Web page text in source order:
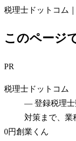
税理士ドットコム
このページ
PR
税理士ドットコム
— 登録税理
対策まで、業
0円創業くん